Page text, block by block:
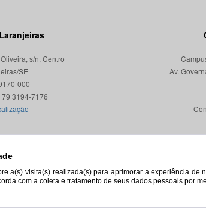
a(s) visita(s) realizada(s) para aprimorar a experiência
com a coleta e tratamento de seus dados pessoais por
s/n, Centro
SE
000
Av.
© 2026. Todos os direitos